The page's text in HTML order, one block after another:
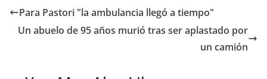
Para Pastori "la ambulancia llegó a tiempo"
Un abuelo de 95 años murió tras ser aplastado por
un camión